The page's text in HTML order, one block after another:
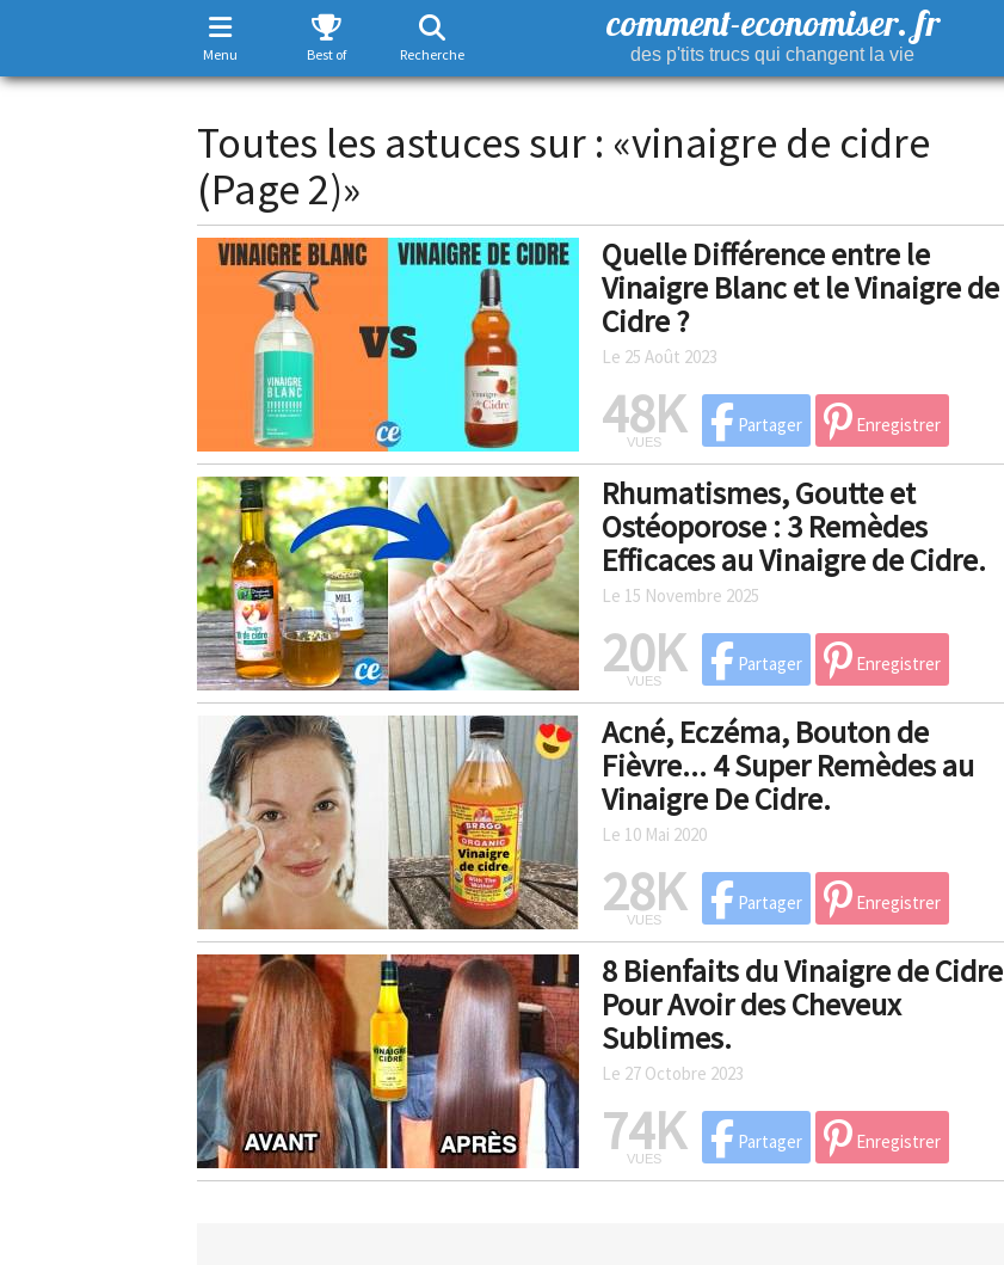
Menu Best of Recherche
comment-economiser. fr
des p'tits trucs qui changent la vie
Toutes les astuces sur : «vinaigre de cidre
(Page 2)»
Quelle Différence entre le
Vinaigre Blanc et le Vinaigre de
Cidre ?
Le 25 Août 2023
48K
VUES
Partager Enregistrer
Rhumatismes, Goutte et
Ostéoporose : 3 Remèdes
Efficaces au Vinaigre de Cidre.
Le 15 Novembre 2025
20K
VUES
Partager Enregistrer
Acné, Eczéma, Bouton de
Fièvre... 4 Super Remèdes au
Vinaigre De Cidre.
Le 10 Mai 2020
28K
VUES
Partager Enregistrer
8 Bienfaits du Vinaigre de Cidre
Pour Avoir des Cheveux
Sublimes.
Le 27 Octobre 2023
74K
VUES
Partager Enregistrer